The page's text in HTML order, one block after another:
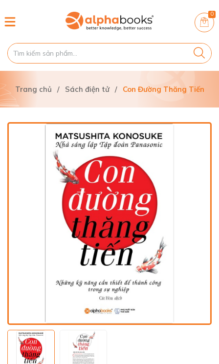
0
Trang chủ / Sách điện tử / Con Đường Thăng Tiến